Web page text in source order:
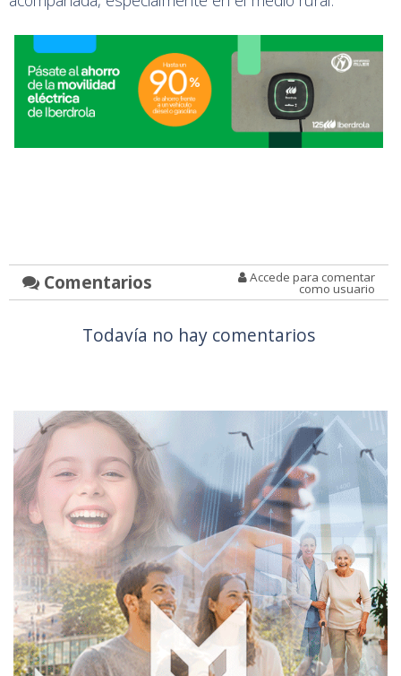
Comentarios Accede para comentar
como usuario
Todavía no hay comentarios